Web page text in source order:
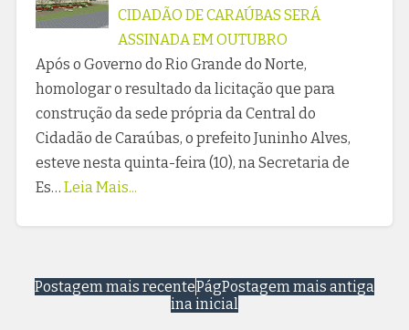
CIDADÃO DE CARAÚBAS SERÁ
ASSINADA EM OUTUBRO
Após o Governo do Rio Grande do Norte,
homologar o resultado da licitação que para
construção da sede própria da Central do
Cidadão de Caraúbas, o prefeito Juninho Alves,
esteve nesta quinta-feira (10), na Secretaria de
Es… Leia Mais...
Postagem mais recente Postagem mais antiga
Pág
ina inicial